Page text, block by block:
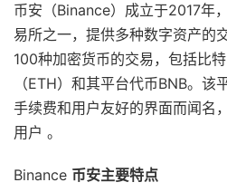
币安（Binance）成立于2017年
易所之一，提供多种数字资产的
100种加密货币的交易，包括比
（ETH）和其平台代币BNB。
手续费和用户友好的界面而闻名
用户 。
Binance 币安主要特点